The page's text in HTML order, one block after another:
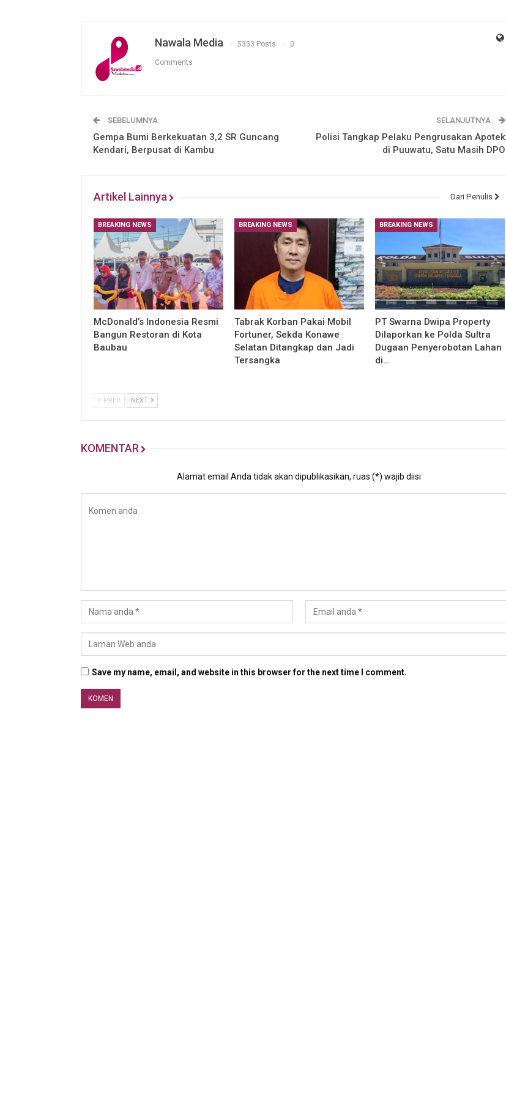
Nawala Media 5353 Posts 0
Comments
SEBELUMNYA
Gempa Bumi Berkekuatan 3,2 SR Guncang
Kendari, Berpusat di Kambu
SELANJUTNYA
Polisi Tangkap Pelaku Pengrusakan Apotek
di Puuwatu, Satu Masih DPO
Artikel Lainnya Dari Penulis
BREAKING NEWS
McDonald’s Indonesia Resmi
Bangun Restoran di Kota
Baubau
BREAKING NEWS
Tabrak Korban Pakai Mobil
Fortuner, Sekda Konawe
Selatan Ditangkap dan Jadi
Tersangka
BREAKING NEWS
PT Swarna Dwipa Property
Dilaporkan ke Polda Sultra
Dugaan Penyerobotan Lahan
di…
PREV NEXT
KOMENTAR
Alamat email Anda tidak akan dipublikasikan, ruas (*) wajib diisi
Save my name, email, and website in this browser for the next time I comment.